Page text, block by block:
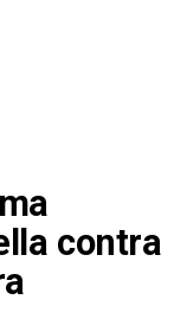
contra